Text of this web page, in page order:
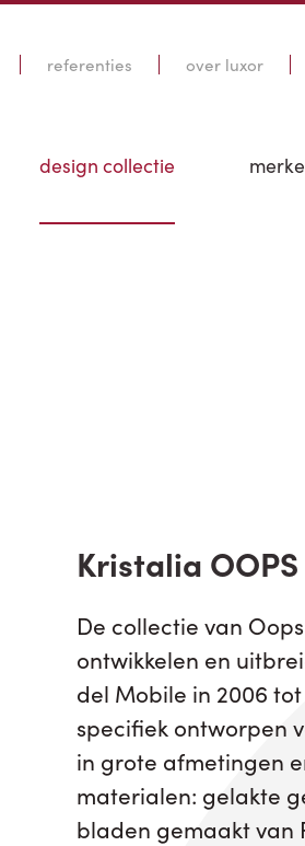
referenties over luxor
design collectie
Kristalia
De collectie van
ontwikkelen en
del Mobile in 2006
specifiek ontworpen
in grote afmetingen
materialen: gelakte
bladen gemaakt